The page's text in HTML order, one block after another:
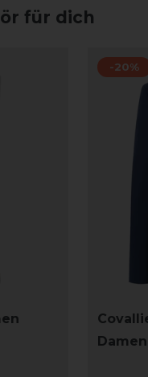
für dich
-20%
Damen